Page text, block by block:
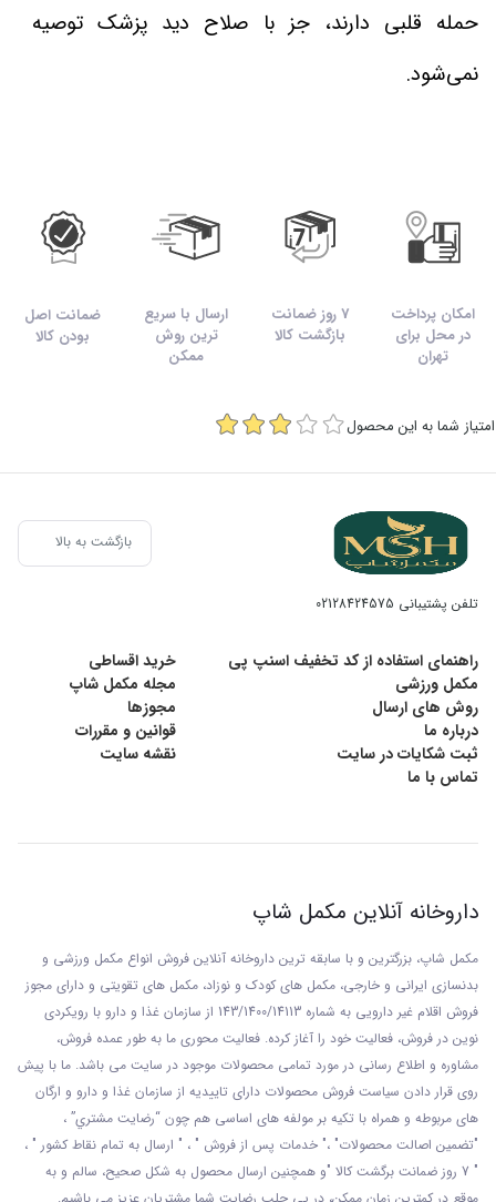
حمله‌ قلبی دارند، جز با صلاح دید پزشک توصیه
نمی‌شود.
امکان پرداخت
در محل برای
تهران
7 روز ضمانت
بازگشت کالا
ارسال با سریع
ترین روش
ممکن
ضمانت اصل
بودن کالا
امتیاز شما به این محصول
بازگشت به بالا
تلفن پشتیبانی 02128424575
راهنمای استفاده از کد تخفیف اسنپ پی
خرید اقساطی
مکمل ورزشی
مجله مکمل شاپ
روش های ارسال
مجوزها
درباره ما
قوانین و مقررات
ثبت شکایات در سایت
نقشه سایت
تماس با ما
داروخانه آنلاین مکمل شاپ
مکمل شاپ، بزرگترین و با سابقه ترین داروخانه آنلاین فروش انواع مکمل ورزشی و
بدنسازی ایرانی و خارجی، مکمل های کودک و نوزاد، مکمل های تقویتی و دارای مجوز
فروش اقلام غیر دارویی به شماره 143/1400/14113 از
سازمان غذا و دارو با رويکردی
نوين در فروش، فعاليت خود را آغاز کرده. فعاليت محوری ما به طور عمده فروش،
مشاوره و اطلاع رسانی در مورد تمامی محصولات موجود در سایت می باشد. ما با پيش
روی قرار دادن سياست فروش محصولات دارای تاييديه از سازمان غذا و دارو و ارگان
های مربوطه و همراه با تکيه بر مولفه های اساسی هم چون “رضايت مشتري” ،
"تضمين اصالت محصولات" ،" خدمات پس از فروش " ، " ارسال به تمام نقاط کشور " ،
" 7 روز ضمانت برگشت کالا "و همچنين ارسال محصول به شکل صحيح، سالم و به